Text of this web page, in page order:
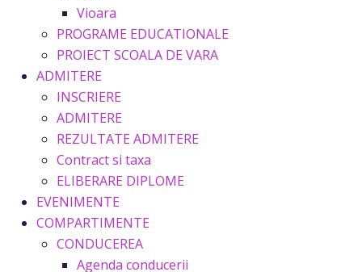
Vioara
PROGRAME EDUCATIONALE
PROIECT SCOALA DE VARA
ADMITERE
INSCRIERE
ADMITERE
REZULTATE ADMITERE
Contract si taxa
ELIBERARE DIPLOME
EVENIMENTE
COMPARTIMENTE
CONDUCEREA
Agenda conducerii